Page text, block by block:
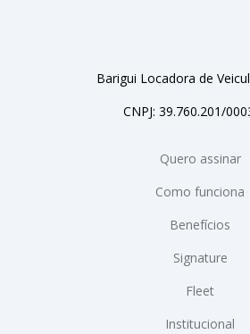
Barigui Locadora de
CNPJ: 39.760.201/
Quero assinar
Como funciona
Benefícios
Signature
Fleet
Institucional